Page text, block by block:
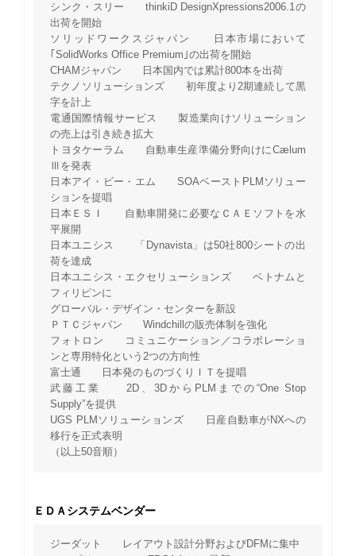
シンク・スリー thinkiD DesignXpressions2006.1の
出荷を開始
ソリッドワークスジャパン 日本市場において
｢SolidWorks Office Premium｣の出荷を開始
CHAMジャパン 日本国内では累計800本を出荷
テクノソリューションズ 初年度より2期連続して黒
字を計上
電通国際情報サービス 製造業向けソリューション
の売上は引き続き拡大
トヨタケーラム 自動車生産準備分野向けにCælum
Ⅲを発表
日本アイ・ビー・エム SOAベーストPLMソリュー
ションを提唱
日本ＥＳＩ 自動車開発に必要なＣＡＥソフトを水
平展開
日本ユニシス 「Dynavista」は50社800シートの出
荷を達成
日本ユニシス・エクセリューションズ ベトナムと
フィリピンに
グローバル・デザイン・センターを新設
ＰＴＣジャパン Windchillの販売体制を強化
フォトロン コミュニケーション／コラボレーショ
ンと専用特化という2つの方向性
富士通 日本発のものづくりＩＴを提唱
武藤工業 2D、3DからPLMまでの“One Stop
Supply”を提供
UGS PLMソリューションズ 日産自動車がNXへの
移行を正式表明
（以上50音順）
ＥＤＡシステムベンダー
ジーダット レイアウト設計分野およびDFMに集中